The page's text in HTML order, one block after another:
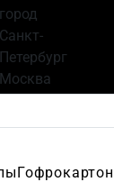
город
Санкт-
Петербург
Москва
Гофрокартон